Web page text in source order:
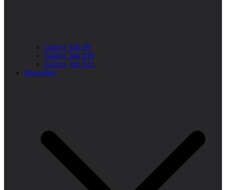
Galaxy Tab S9
Galaxy Tab S10
Galaxy Tab S11
Wearables